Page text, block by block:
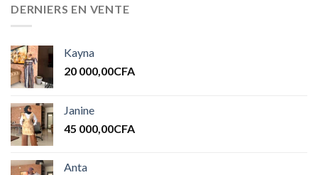
DERNIERS EN VENTE
Kayna
20 000,00CFA
Janine
45 000,00CFA
Anta